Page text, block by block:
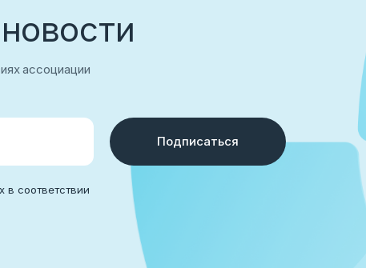
ассоциации
в соответствии
Подписаться